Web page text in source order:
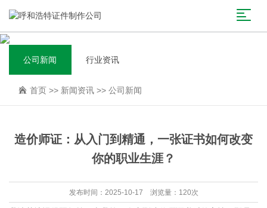
公司新闻 行业资讯
首页 >> 新闻资讯 >> 公司新闻
造价师证：从入门到精通，一张证书如何改变
你的职业生涯？
发布时间：2025-10-17 浏览量：120次